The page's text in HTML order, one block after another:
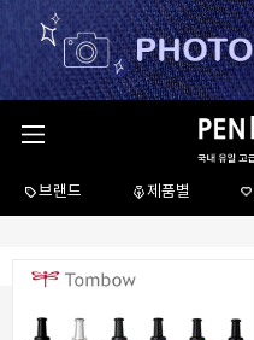
브랜드 제품별